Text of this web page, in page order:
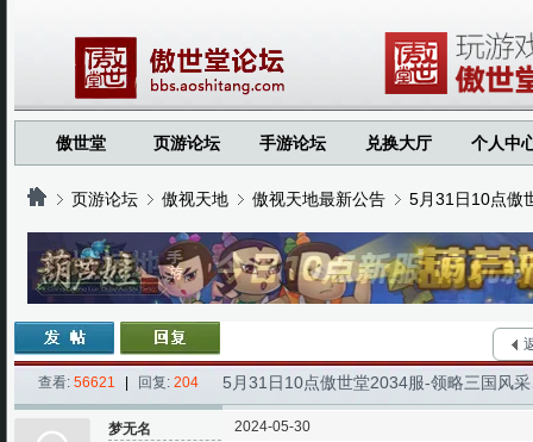
傲世堂 页游论坛 手游论坛 兑换大厅 个人中
›
页游论坛
›
傲视天地
›
傲视天地最新公告
›
5月31日10点傲
查看: 56621 回复: 204 5月31日10点傲世堂2034服-领略三国风
梦无名 2024-05-30